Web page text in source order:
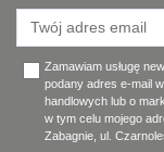
Zamawiam usługę
podany adres e-mail
handlowych lub o
w tym celu mojego
Zabagnie, ul.